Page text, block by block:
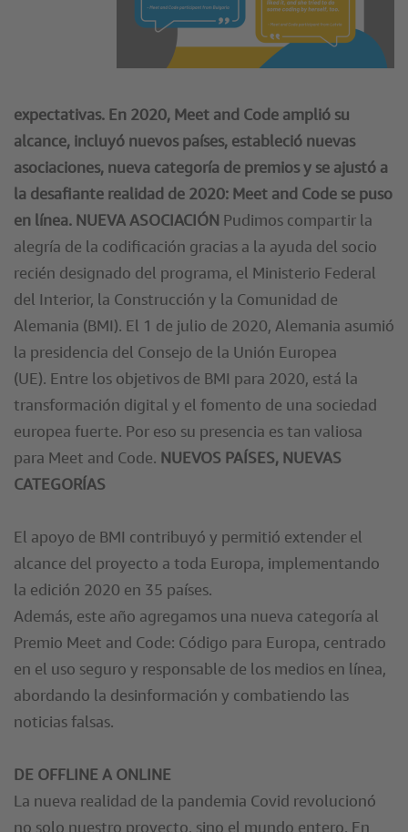
expectativas. En 2020, Meet and Code amplió su
alcance, incluyó nuevos países, estableció nuevas
asociaciones, nueva categoría de premios y se ajustó a
la desafiante realidad de 2020: Meet and Code se puso
en línea. NUEVA ASOCIACIÓN Pudimos compartir la
alegría de la codificación gracias a la ayuda del socio
recién designado del programa, el Ministerio Federal
del Interior, la Construcción y la Comunidad de
Alemania (BMI). El 1 de julio de 2020, Alemania asumió
la presidencia del Consejo de la Unión Europea
(UE). Entre los objetivos de BMI para 2020, está la
transformación digital y el fomento de una sociedad
europea fuerte. Por eso su presencia es tan valiosa
para Meet and Code. NUEVOS PAÍSES, NUEVAS
CATEGORÍAS
El apoyo de BMI contribuyó y permitió extender el
alcance del proyecto a toda Europa, implementando
la edición 2020 en 35 países.
Además, este año agregamos una nueva categoría al
Premio Meet and Code: Código para Europa, centrado
en el uso seguro y responsable de los medios en línea,
abordando la desinformación y combatiendo las
noticias falsas.
DE OFFLINE A ONLINE
La nueva realidad de la pandemia Covid revolucionó
no solo nuestro proyecto, sino el mundo entero. En